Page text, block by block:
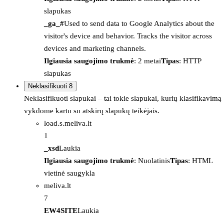
slapukas
_ga_#Used to send data to Google Analytics about the
visitor's device and behavior. Tracks the visitor across
devices and marketing channels.
Ilgiausia saugojimo trukmė: 2 metaiTipas: HTTP
slapukas
Neklasifikuoti 8
Neklasifikuoti slapukai – tai tokie slapukai, kurių klasifikavimą
vykdome kartu su atskirų slapukų teikėjais.
load.s.meliva.lt
1
_xsdLaukia
Ilgiausia saugojimo trukmė: NuolatinisTipas: HTML
vietinė saugykla
meliva.lt
7
EW4SITELaukia